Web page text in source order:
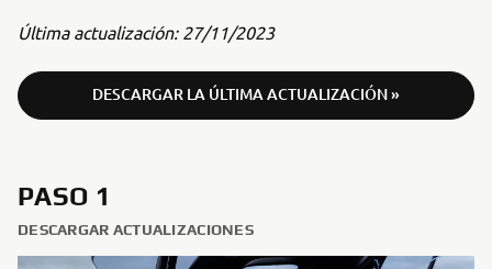
Última actualización: 27/11/2023
DESCARGAR LA ÚLTIMA ACTUALIZACIÓN »
PASO 1
DESCARGAR ACTUALIZACIONES